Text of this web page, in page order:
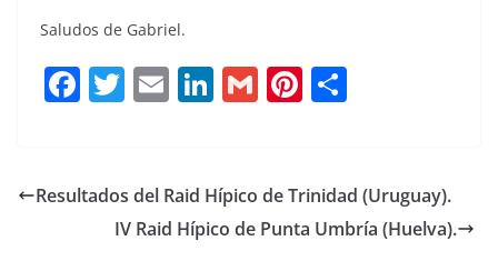
Saludos de Gabriel.
F
e
T
te
r
E
l
Li
e
dI
G
l
Pi
re
st
p
a
Resultados del Raid Hípico de Trinidad (Uruguay).
IV Raid Hípico de Punta Umbría (Huelva).